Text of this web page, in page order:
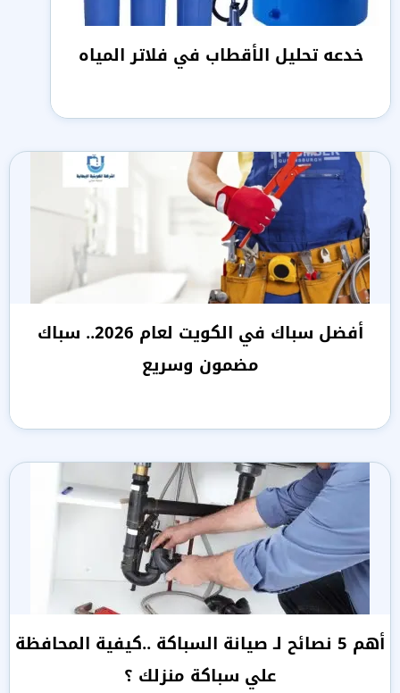
خدعه تحليل الأقطاب في فلاتر المياه
أفضل سباك في الكويت لعام 2026.. سباك
مضمون وسريع
أهم 5 نصائح لـ صيانة السباكة ..كيفية المحافظة
علي سباكة منزلك ؟